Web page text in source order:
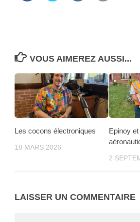
VOUS AIMEREZ AUSSI...
Les cocons électroniques
18 MARS 2026
Epinoy
2
LAISSER UN COMMENTAIRE